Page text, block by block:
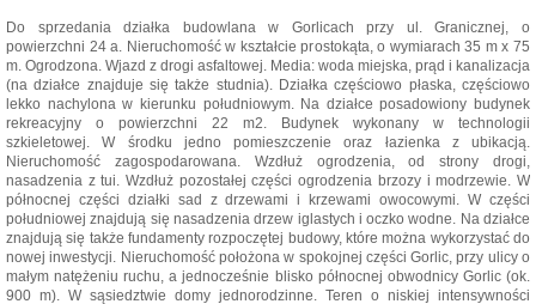
Do sprzedania działka budowlana w Gorlicach przy ul. Granicznej, o
powierzchni 24 a. Nieruchomość w kształcie prostokąta, o wymiarach 35 m x 75
m. Ogrodzona. Wjazd z drogi asfaltowej. Media: woda miejska, prąd i kanalizacja
(na działce znajduje się także studnia). Działka częściowo płaska, częściowo
lekko nachylona w kierunku południowym. Na działce posadowiony budynek
rekreacyjny o powierzchni 22 m2. Budynek wykonany w technologii
szkieletowej. W środku jedno pomieszczenie oraz łazienka z ubikacją.
Nieruchomość zagospodarowana. Wzdłuż ogrodzenia, od strony drogi,
nasadzenia z tui. Wzdłuż pozostałej części ogrodzenia brzozy i modrzewie. W
północnej części działki sad z drzewami i krzewami owocowymi. W części
południowej znajdują się nasadzenia drzew iglastych i oczko wodne. Na działce
znajdują się także fundamenty rozpoczętej budowy, które można wykorzystać do
nowej inwestycji. Nieruchomość położona w spokojnej części Gorlic, przy ulicy o
małym natężeniu ruchu, a jednocześnie blisko północnej obwodnicy Gorlic (ok.
900 m). W sąsiedztwie domy jednorodzinne. Teren o niskiej intensywności